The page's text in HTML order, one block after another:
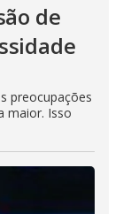
de
preocupações
maior. Isso